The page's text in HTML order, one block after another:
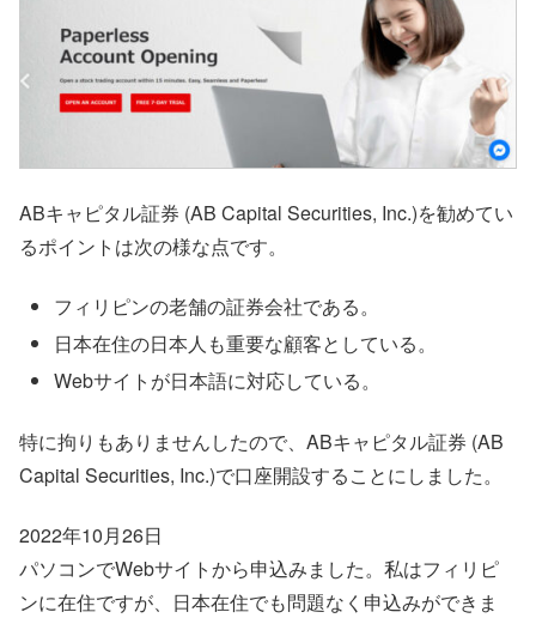
ABキャピタル証券 (AB Capital Securities, Inc.)を勧めてい
るポイントは次の様な点です。
フィリピンの老舗の証券会社である。
日本在住の日本人も重要な顧客としている。
Webサイトが日本語に対応している。
特に拘りもありませんしたので、ABキャピタル証券 (AB
Capital Securities, Inc.)で口座開設することにしました。
2022年10月26日
パソコンでWebサイトから申込みました。私はフィリピ
ンに在住ですが、日本在住でも問題なく申込みができま